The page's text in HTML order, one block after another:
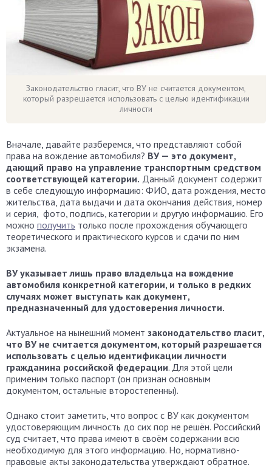
Законодательство гласит, что ВУ не считается документом,
который разрешается использовать с целью идентификации
личности
Вначале, давайте разберемся, что представляют собой
права на вождение автомобиля? ВУ — это документ,
дающий право на управление транспортным средством
соответствующей категории. Данный документ содержит
в себе следующую информацию: ФИО, дата рождения, место
жительства, дата выдачи и дата окончания действия, номер
и серия, фото, подпись, категории и другую информацию. Его
можно получить только после прохождения обучающего
теоретического и практического курсов и сдачи по ним
экзамена.
ВУ указывает лишь право владельца на вождение
автомобиля конкретной категории, и только в редких
случаях может выступать как документ,
предназначенный для удостоверения личности.
Актуальное на нынешний момент законодательство гласит,
что ВУ не считается документом, который разрешается
использовать с целью идентификации личности
гражданина российской федерации. Для этой цели
применим только паспорт (он признан основным
документом, остальные второстепенны).
Однако стоит заметить, что вопрос с ВУ как документом
удостоверяющим личность до сих пор не решён. Российский
суд считает, что права имеют в своём содержании всю
необходимую для этого информацию. Но, нормативно-
правовые акты законодательства утверждают обратное.